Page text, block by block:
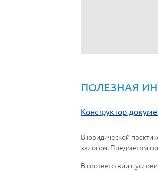
ПОЛЕЗНАЯ
Конструктор
В юридической
залогом. Предметом
В соответствии с